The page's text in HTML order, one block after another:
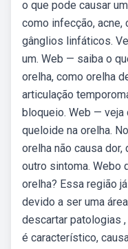
o que pode causar
como infecção, acne,
gânglios linfáticos.
um. Web — saiba o
orelha, como orelha
articulação
bloqueio. Web —
queloide na orelha.
orelha não causa
outro sintoma. Webo
orelha? Essa região
devido a ser uma
descartar patologias
é característico,